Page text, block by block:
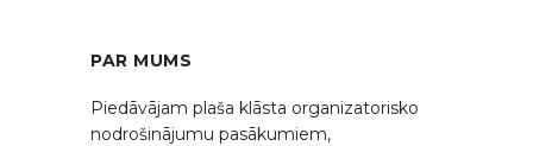
PAR MUMS
Piedāvājam plaša klāsta organizatorisko
nodrošinājumu pasākumiem,